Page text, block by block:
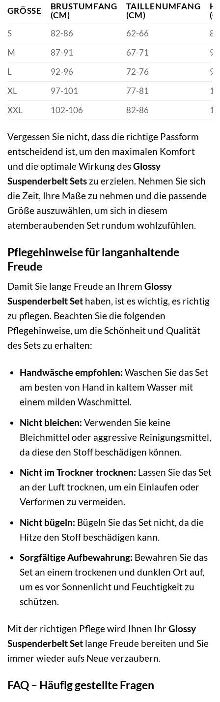
GRÖSSE
BRUSTUMFANG
(CM)
TAILLENUMFANG
(CM)
S
82-86 62-66
M
87-91 67-71
L
92-96 72-76
XL
97-101 77-81
XXL
102-106 82-86
Vergessen Sie nicht, dass die richtige Passform
entscheidend ist, um den maximalen Komfort
und die optimale Wirkung desGlossy
Suspenderbelt Sets zu erzielen. Nehmen Sie sich
die Zeit, Ihre Maße zu nehmen und die passende
Größe auszuwählen, um sich in diesem
atemberaubenden Set rundum wohlzufühlen.
Pflegehinweise für langanhaltende
Freude
Damit Sie lange Freude an Ihrem Glossy
Suspenderbelt Set haben, ist es wichtig, es richtig
zu pflegen. Beachten Sie die folgenden
Pflegehinweise, um die Schönheit und Qualität
des Sets zu erhalten:
Handwäsche empfohlen: Waschen Sie das Set
am besten von Hand in kaltem Wasser mit
einem milden Waschmittel.
Nicht bleichen: Verwenden Sie keine
Bleichmittel oder aggressive Reinigungsmittel,
da diese den Stoff beschädigen können.
Nicht im Trockner trocknen: Lassen Sie das Set
an der Luft trocknen, um ein Einlaufen oder
Verformen zu vermeiden.
Nicht bügeln: Bügeln Sie das Set nicht, da die
Hitze den Stoff beschädigen kann.
Sorgfältige Aufbewahrung: Bewahren Sie das
Set an einem trockenen und dunklen Ort auf,
um es vor Sonnenlicht und Feuchtigkeit zu
schützen.
Mit der richtigen Pflege wird Ihnen IhrGlossy
Suspenderbelt Set lange Freude bereiten und Sie
immer wieder aufs Neue verzaubern.
FAQ – Häufig gestellte Fragen